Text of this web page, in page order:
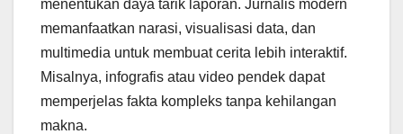
menentukan daya tarik laporan. Jurnalis modern
memanfaatkan narasi, visualisasi data, dan
multimedia untuk membuat cerita lebih interaktif.
Misalnya, infografis atau video pendek dapat
memperjelas fakta kompleks tanpa kehilangan
makna.